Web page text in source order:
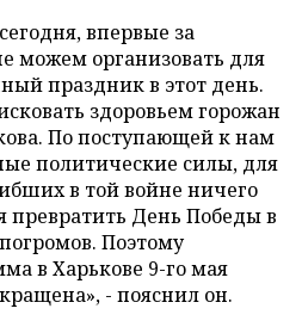
впервые за
можем организовать для
праздник в этот день.
здоровьем горожан
По поступающей к нам
политические силы, для
в той войне ничего
превратить День Победы в
Поэтому
в Харькове 9-го мая
- пояснил он.